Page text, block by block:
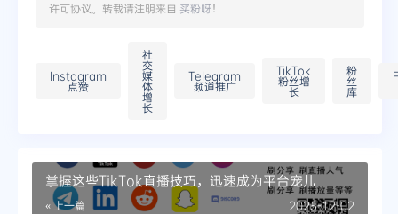
许可协议。转载请注明来自 买粉呀！
Instagram
点赞
社
交
媒
体
增
长
Telegram
频道推广
TikTok
粉丝增
长
粉
丝
库
掌握这些TikTok直播技巧，迅速成为平台宠儿
« 上一篇 2025-12-02